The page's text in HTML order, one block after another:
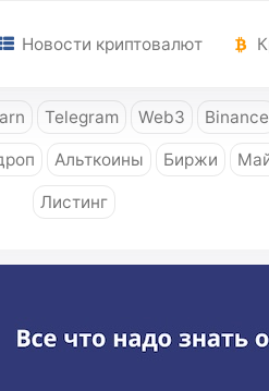
Новости криптовалют
Telegram Web3 Binance
Альткоины Биржи
Листинг